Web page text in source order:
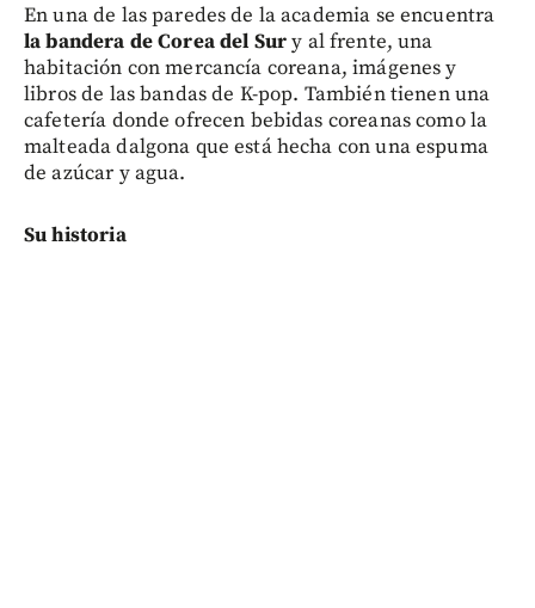
En una de las paredes de la academia se encuentra
la bandera de Corea del Sury al frente, una
habitación con mercancía coreana, imágenes y
libros de las bandas de K-pop. También tienen una
cafetería donde ofrecen bebidas coreanas como la
malteada dalgona que está hecha con una espuma
de azúcar y agua.
Su historia